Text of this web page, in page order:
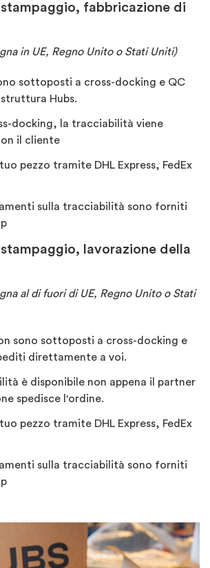
fabbricazione di
in UE, Regno Unito o Stati Uniti)
sottoposti a cross-docking e QC
Hubs.
docking, la tracciabilità viene
il cliente
pezzo tramite DHL Express, FedEx
sulla tracciabilità sono forniti
lavorazione della
al di fuori di UE, Regno Unito o Stati
sono sottoposti a cross-docking e
direttamente a voi.
è disponibile non appena il partner
spedisce l'ordine.
pezzo tramite DHL Express, FedEx
sulla tracciabilità sono forniti